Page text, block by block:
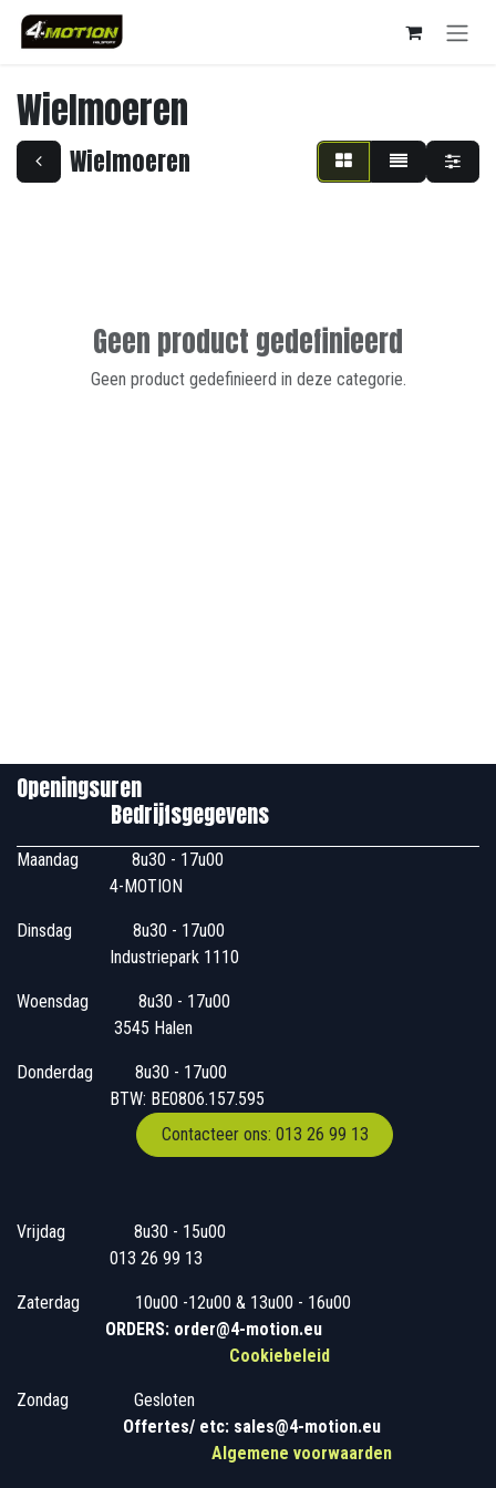
Overslaan naar inhoud
Wielmoeren
Wielmoeren
Geen product gedefinieerd
Geen product gedefinieerd in deze categorie.
Openingsuren
Bedrijfsgegevens
Maandag
​8u30 - 17u00
4-MOTION
Dinsdag
​8u30 - 17u00
Industriepark 1110
Woensdag
​​​ 8u30 - 17u00
3545 Halen
Donderdag
​​8u30 - 17u00
BTW: BE0806.157.595
Contacteer ons: 013 26 99 13
Vrijdag
​8u30 - 15u00
013 26 99 13
Zaterdag
​10u00 -12u00 & 13u00 - 16u00
ORDERS: order@4-motion.eu
Cookiebeleid
Zondag
​​Gesloten
Offertes/ etc: sales@4-motion.eu
Algemene voorwaarden